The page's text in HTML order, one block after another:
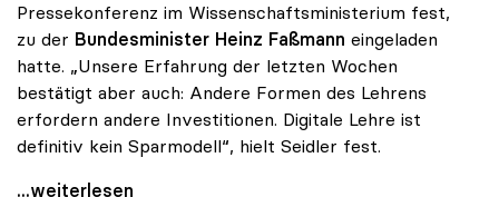
Pressekonferenz im Wissenschaftsministerium fest,
zu der Bundesminister Heinz Faßmann eingeladen
hatte. „Unsere Erfahrung der letzten Wochen
bestätigt aber auch: Andere Formen des Lehrens
erfordern andere Investitionen. Digitale Lehre ist
definitiv kein Sparmodell“, hielt Seidler fest.
uniko-Präsidentin Seidler: „Digitale Lehre ist
...weiterlesen